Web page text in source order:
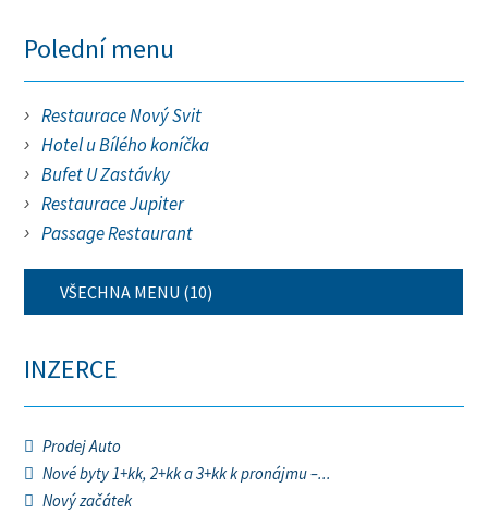
Polední menu
Restaurace Nový Svit
Hotel u Bílého koníčka
Bufet U Zastávky
Restaurace Jupiter
Passage Restaurant
VŠECHNA MENU (10)
INZERCE
Prodej Auto
Nové byty 1+kk, 2+kk a 3+kk k pronájmu –...
Nový začátek